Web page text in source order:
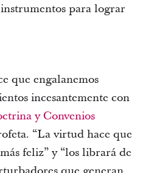
instrumentos para lograr
que engalanemos
incesantemente con
y Convenios
“La virtud hace que
feliz” y “los librará de